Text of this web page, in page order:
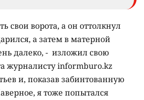
свои ворота, а он оттолкнул
а затем в матерной
далеко, - изложил свою
журналисту informburo.kz
и, показав забинтованную
я тоже попытался